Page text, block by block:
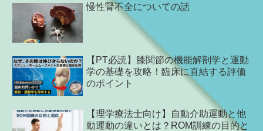
慢性腎不全についての話
【PT必読】膝関節の機能解剖学と運動
学の基礎を攻略！臨床に直結する評価
のポイント
【理学療法士向け】自動介助運動と他
動運動の違いとは？ROM訓練の目的と